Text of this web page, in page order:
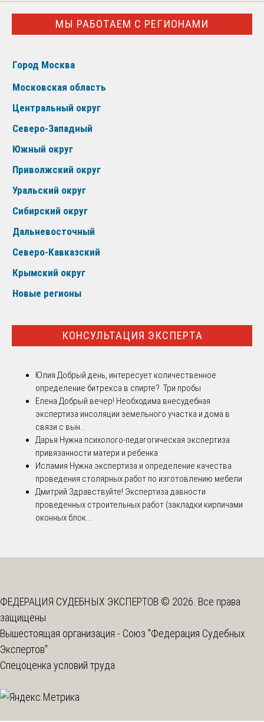
МЫ РАБОТАЕМ С РЕГИОНАМИ
Город Москва
Московская область
Центральный округ
Северо-Западный
Южный округ
Приволжский округ
Уральский округ
Сибирский округ
Дальневосточный
Северо-Кавказский
Крымский округ
Новые регионы
КОНСУЛЬТАЦИЯ ЭКСПЕРТА
Юлия Добрый день, интересует количественное
определение битрекса в спирте? Три пробы
Елена Добрый вечер! Необходима внесудебная
экспертиза инсоляции земельного участка и дома в
связи с вын...
Дарья Нужна психолого-педагогическая экспертиза
привязанности матери и ребенка
Исламия Нужна экспертиза и определение качества
проведения столярных работ по изготовлению мебели
Дмитрий Здравствуйте! Экспертиза давности
проведенных строительных работ (закладки кирпичами
оконных блок...
ФЕДЕРАЦИЯ СУДЕБНЫХ ЭКСПЕРТОВ © 2026. Все права
защищены
Вышестоящая организация - Союз "Федерация Судебных
Экспертов"
Спецоценка условий труда